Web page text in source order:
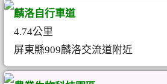
麟洛自行車道
4.74公里
屏東縣909麟洛交流道附近